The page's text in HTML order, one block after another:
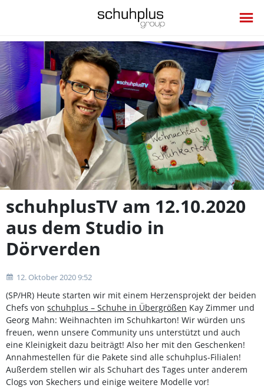
Video
schuhplusTV am 12.10.2020
aus dem Studio in
Dörverden
12. Oktober 2020 9:52
(SP/HR) Heute starten wir mit einem Herzensprojekt der beiden
Chefs von schuhplus – Schuhe in Übergrößen Kay Zimmer und
Georg Mahn: Weihnachten im Schuhkarton! Wir würden uns
freuen, wenn unsere Community uns unterstützt und auch
eine Kleinigkeit dazu beiträgt! Also her mit den Geschenken!
Annahmestellen für die Pakete sind alle schuhplus-Filialen!
Außerdem stellen wir als Schuhart des Tages unter anderem
Clogs von Skechers und einige weitere Modelle vor!